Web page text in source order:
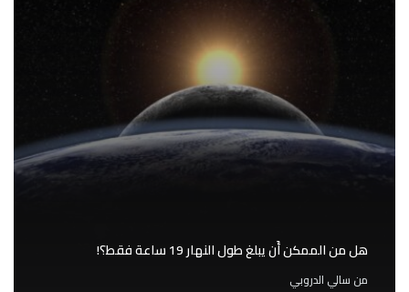
هل من الممكن أَن يبلغ طول النهار 19 ساعة فقط؟!
من سالي الدروبي